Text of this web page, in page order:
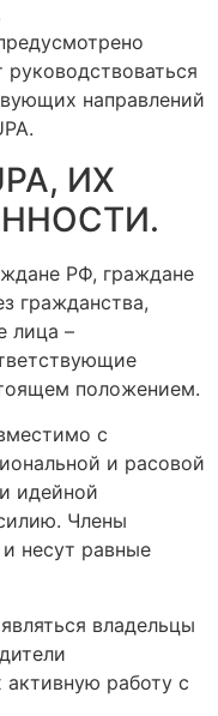
направлений
ИХ
РФ, граждане
гражданства,
лица –
положением.
с
и расовой
идейной
Члены
несут равные
владельцы
активную работу с